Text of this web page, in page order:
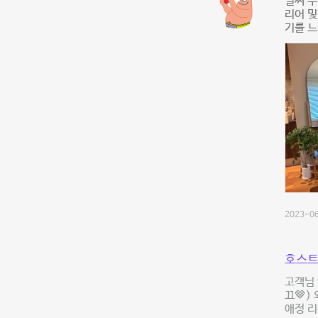
리어
기를
2023-
호스
고객님
끄🤎)
애정